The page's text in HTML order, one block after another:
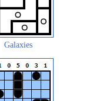
Galaxies